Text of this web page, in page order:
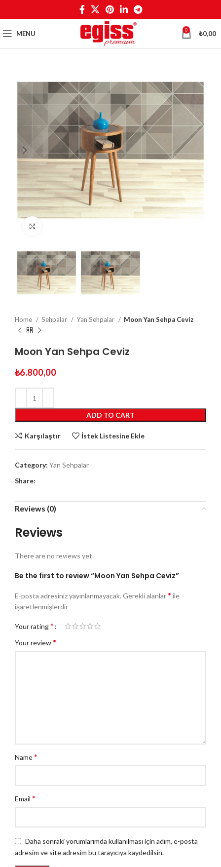
MENU 0 ₺0,00
Home Sehpalar Yan Sehpalar Moon Yan Sehpa Ceviz
Moon Yan Sehpa Ceviz
₺6.800,00
ADD TO CART
Karşılaştır İstek Listesine Ekle
Category: Yan Sehpalar
Share:
Reviews (0)
Reviews
There are no reviews yet.
Be the first to review “Moon Yan Sehpa Ceviz”
E-posta adresiniz yayınlanmayacak. Gerekli alanlar* ile
işaretlenmişlerdir
Your rating*
Your review*
Name*
Email *
Daha sonraki yorumlarımda kullanılması için adım, e-posta
adresim ve site adresim bu tarayıcıya kaydedilsin.